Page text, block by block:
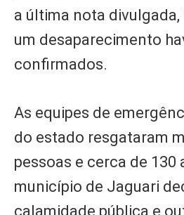
a última nota
um desaparecimento
confirmados.
As equipes de
do estado resgataram
pessoas e cerca de 130
município de Jaguari
calamidade pública e